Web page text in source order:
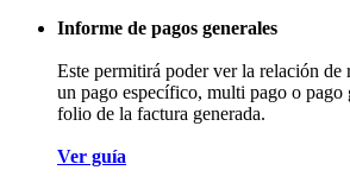
Informe de pagos generales
Este permitirá poder ver la relación de
un pago específico, multi pago o pago
folio de la factura generada.
Ver guía